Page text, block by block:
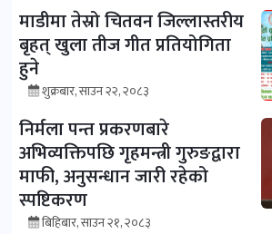
माडीमा तेस्रो चितवन जिल्लास्तरीय
बृहत् खुला तीज गीत प्रतियोगिता
हुने
शुक्रबार, साउन २२, २०८३
निर्मला पन्त प्रकरणबारे
अभिव्यक्तिपछि गृहमन्त्री गुरुङद्वारा
माफी, अनुसन्धान जारी रहेको
स्पष्टिकरण
बिहिबार, साउन २१, २०८३